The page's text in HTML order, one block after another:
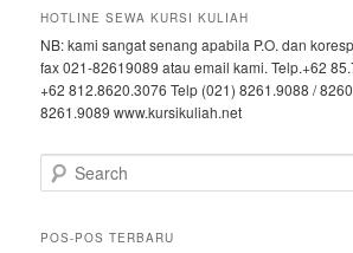
HOTLINE SEWA KURSI KULIAH
NB: kami sangat senang apabila P.O. dan
fax 021-82619089 atau email kami. Telp.+62
+62 812.8620.3076 Telp (021) 8261.9088 /
8261.9089 www.kursikuliah.net
Search
POS-POS TERBARU